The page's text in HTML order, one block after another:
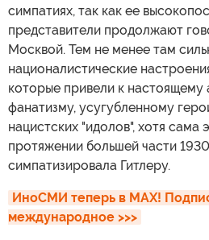
симпатиях, так как ее
представители продолжают
Москвой. Тем не менее там
националистические
которые привели к настоящему
фанатизму, усугубленному
нацистских "идолов", хотя сама
протяжении большей части
симпатизировала Гитлеру.
ИноСМИ теперь в MAX!
международное >>>